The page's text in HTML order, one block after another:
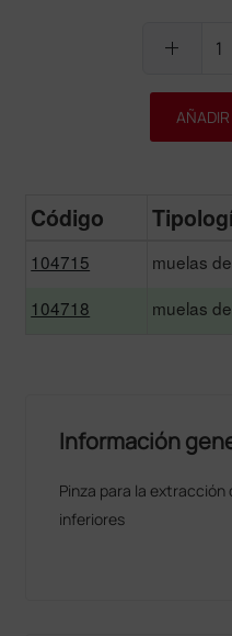
add
Código
104715 muelas
104718 muelas
Información
Pinza para la extracción
inferiores